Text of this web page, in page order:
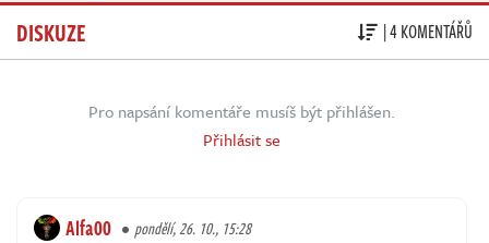
DISKUZE | 4 KOMENTÁŘŮ
Pro napsání komentáře musíš být přihlášen.
Přihlásit se
Alfa00 pondělí, 26. 10., 15:28